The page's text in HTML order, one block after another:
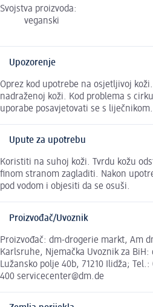
Svojstva proizvoda:
veganski
Upozorenje
Oprez kod upotrebe na osjetljivoj
nadraženoj koži. Kod problema s
uporabe posavjetovati se s liječnikom.
Upute za upotrebu
Koristiti na suhoj koži. Tvrdu kožu
ﬁnom stranom zagladiti. Nakon
pod vodom i objesiti da se osuši.
Proizvođač/Uvoznik
Proizvođač: dm-drogerie markt, Am
Karlsruhe, Njemačka Uvoznik za
Lužansko polje 40b, 71210 Ilidža;
400 servicecenter@dm.de